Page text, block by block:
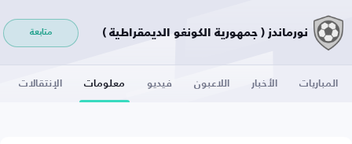
نورماندز ( جمهورية الكونغو الديمقراطية ) متابعة
المباريات الأخبار اللاعبون فيديو معلومات الإنتقالات